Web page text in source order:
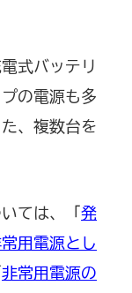
式バッテリ
の電源も多
、複数台を
ては、「 発
用電源とし
非常用電源の